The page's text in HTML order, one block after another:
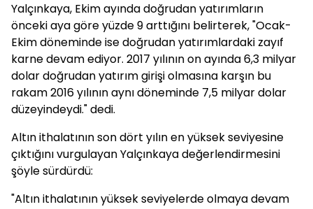
Yalçınkaya, Ekim ayında doğrudan yatırımların
önceki aya göre yüzde 9 arttığını belirterek, "Ocak-
Ekim döneminde ise doğrudan yatırımlardaki zayıf
karne devam ediyor. 2017 yılının on ayında 6,3 milyar
dolar doğrudan yatırım girişi olmasına karşın bu
rakam 2016 yılının aynı döneminde 7,5 milyar dolar
düzeyindeydi." dedi.
Altın ithalatının son dört yılın en yüksek seviyesine
çıktığını vurgulayan Yalçınkaya değerlendirmesini
şöyle sürdürdü:
"Altın ithalatının yüksek seviyelerde olmaya devam